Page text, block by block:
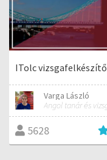
ITolc
Varga László
Angol tanár és
5628